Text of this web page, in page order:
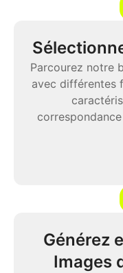
Parcourez notre
avec différentes
Générez
Images